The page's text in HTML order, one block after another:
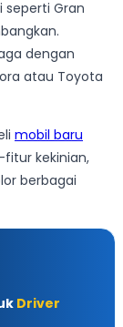
seperti Gran
dengan
atau Toyota
mobil baru
kekinian,
berbagai
Driver